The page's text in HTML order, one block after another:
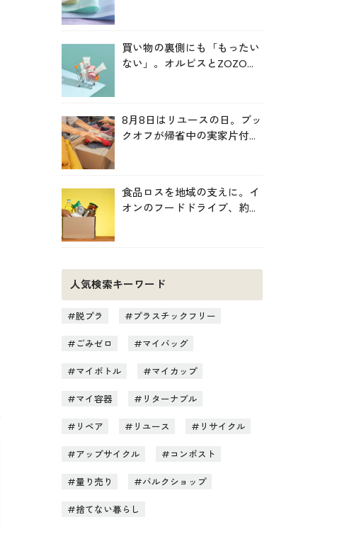
買い物の裏側にも「もったい
ない」。オルビスとZOZOが
8月8日はリユースの日。ブッ
クオフが帰省中の実家片付け
食品ロスを地域の支えに。イ
オンのフードドライブ、約
人気検索キーワード
脱プラ プラスチックフリー
ごみゼロ マイバッグ
マイボトル マイカップ
マイ容器 リターナブル
リペア リユース リサイクル
アップサイクル コンポスト
量り売り バルクショップ
捨てない暮らし